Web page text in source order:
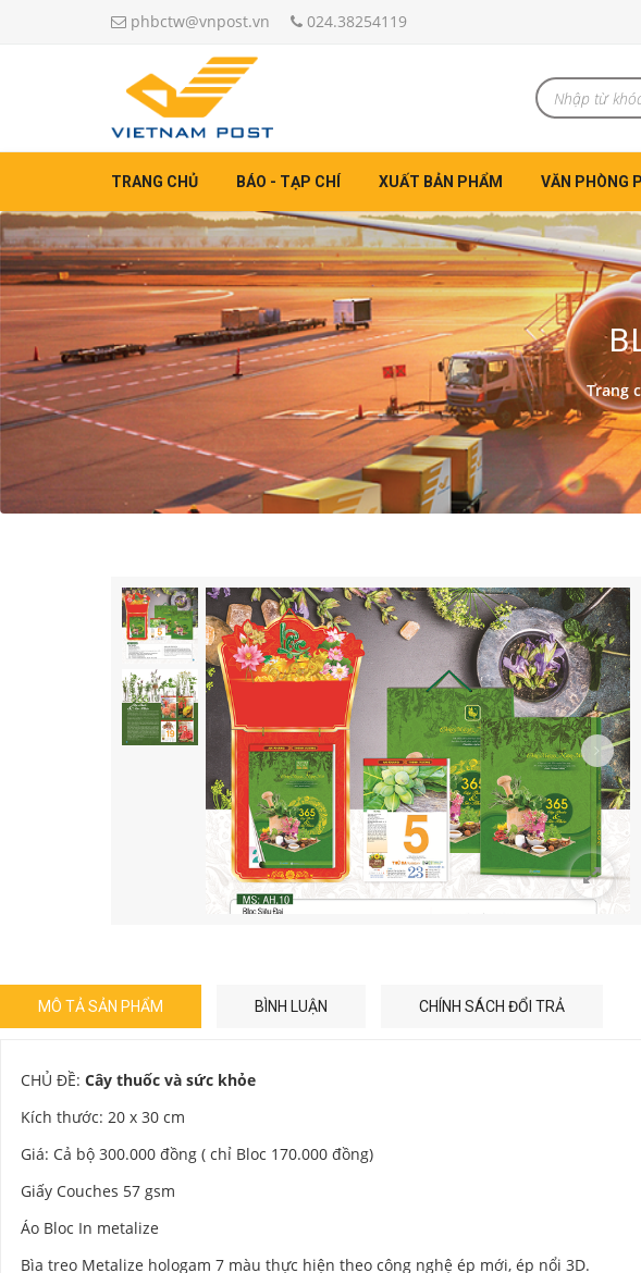
phbctw@vnpost.vn 024.38254119
TRANG CHỦ BÁO - TẠP CHÍ XUẤT BẢN PHẨM VĂN PHÒNG
Trang
MÔ TẢ SẢN PHẨM BÌNH LUẬN CHÍNH SÁCH ĐỔI TRẢ
CHỦ ĐỀ: Cây thuốc và sức khỏe
Kích thước: 20 x 30 cm
Giá: Cả bộ 300.000 đồng ( chỉ Bloc 170.000 đồng)
Giấy Couches 57 gsm
Áo Bloc In metalize
Bìa treo Metalize hologam 7 màu thực hiện theo công nghệ ép mới, ép nổi 3D.